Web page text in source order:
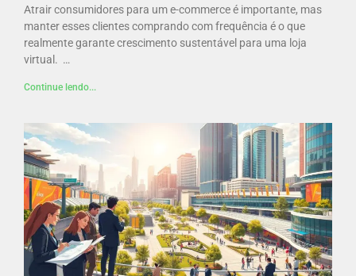
Atrair consumidores para um e-commerce é importante, mas
manter esses clientes comprando com frequência é o que
realmente garante crescimento sustentável para uma loja
virtual. …
Continue lendo...